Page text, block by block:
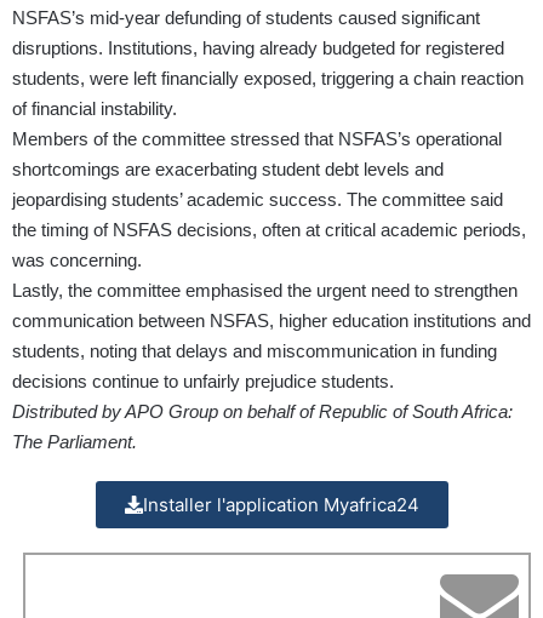
NSFAS’s mid-year defunding of students caused significant
disruptions. Institutions, having already budgeted for registered
students, were left financially exposed, triggering a chain reaction
of financial instability.
Members of the committee stressed that NSFAS’s operational
shortcomings are exacerbating student debt levels and
jeopardising students’ academic success. The committee said
the timing of NSFAS decisions, often at critical academic periods,
was concerning.
Lastly, the committee emphasised the urgent need to strengthen
communication between NSFAS, higher education institutions and
students, noting that delays and miscommunication in funding
decisions continue to unfairly prejudice students.
Distributed by APO Group on behalf of Republic of South Africa:
The Parliament.
Installer l'application Myafrica24